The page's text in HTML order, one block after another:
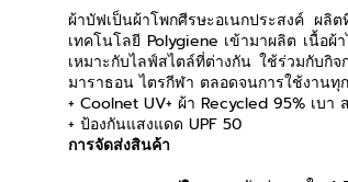
ผ้าบัฟเป็นผ้าโพกศีรษะอเนกประสงค์ ผลิ
เทคโนโลยี Polygiene เข้ามาผลิต เนื้อ
เหมาะกับไลฟ์สไตล์ที่ต่างกัน ใช้ร่วมกับ
มาราธอน ไตรกีฬา ตลอดจนการใช้งานทุ
+ Coolnet UV+ ผ้า Recycled 95% เบา
+ ป้องกันแสงแดด UPF 50
การจัดส่งสินค้า